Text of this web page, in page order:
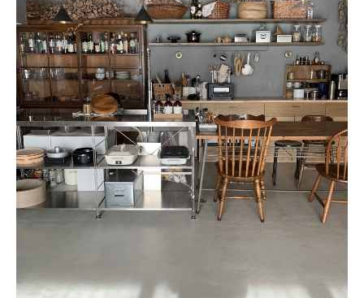
人気の記事
おすすめの記事
コラム
インテリア
キッチン